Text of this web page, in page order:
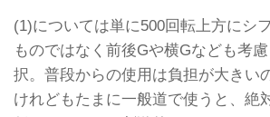
(1)については単に500回転上方にシ
ものではなく前後Gや横Gなども考
択。普段からの使用は負担が大きい
けれどもたまに一般道で使うと、絶